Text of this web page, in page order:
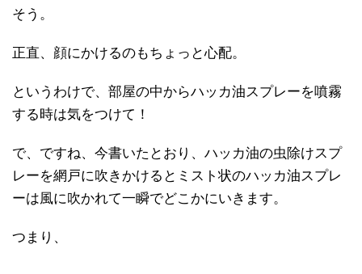
そう。
正直、顔にかけるのもちょっと心配。
というわけで、部屋の中からハッカ油スプレーを噴霧
する時は気をつけて！
で、ですね、今書いたとおり、ハッカ油の虫除けスプ
レーを網戸に吹きかけるとミスト状のハッカ油スプレ
ーは風に吹かれて一瞬でどこかにいきます。
つまり、